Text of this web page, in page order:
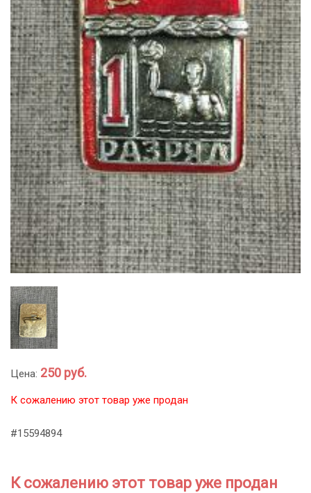
Цена: 250 руб.
К сожалению этот товар уже продан
#15594894
К сожалению этот товар уже продан